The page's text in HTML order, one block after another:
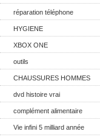
réparation téléphone
HYGIENE
XBOX ONE
outils
CHAUSSURES HOMMES
dvd histoire vrai
complément alimentaire
Vie infini 5 milliard année